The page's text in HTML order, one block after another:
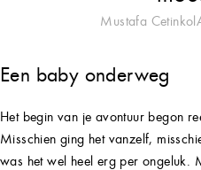
Mustafa Cetinkol
Een baby onderweg
Het begin van je avontuur begon
Misschien ging het vanzelf,
was het wel heel erg per ongeluk.